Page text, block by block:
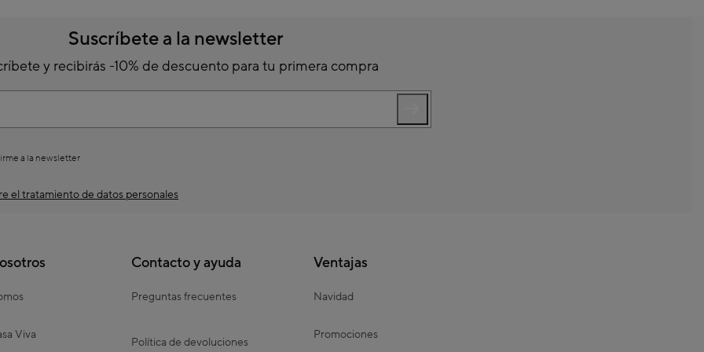
Suscríbete a la newsletter
y recibirás -10% de descuento para tu primera compra
a la newsletter
el tratamiento de datos personales
Viva
Contacto y ayuda
Preguntas frecuentes
Política de devoluciones
Ventajas
Navidad
Promociones